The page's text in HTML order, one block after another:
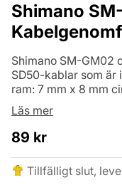
Shimano
Shimano SM-GM02
SD50-kablar som är
ram: 7 mm x 8 mm
Läs mer
89 kr
Tillfälligt slut,